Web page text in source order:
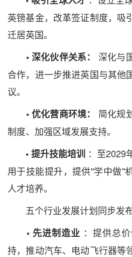
英镑基金，改革签证制度，吸
迁居英国。
• 深化伙伴关系：
深化与
合作，进一步推进英国与其他
议。
• 优化营商环境：
简化规
制度、加强区域发展支持。
• 提升技能培训 ：至2029
用于技能提升，提供"学中做"
人才培养。
五个行业发展计划同步发布
• 先进制造业 ：提供总
持，推动汽车、电动飞行器等